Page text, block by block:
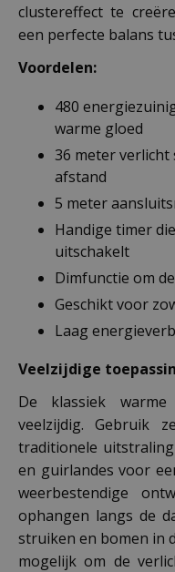
clustereffect te
een perfecte balans
Voordelen:
480
warme gloed
36 meter verlicht
afstand
5 meter
Handige timer
uitschakelt
Dimfunctie om
Geschikt voor
Laag
Veelzijdige
De klassiek
veelzijdig. Gebruik
traditionele
en guirlandes voor
weerbestendige
ophangen langs de
struiken en bomen in
mogelijk om de